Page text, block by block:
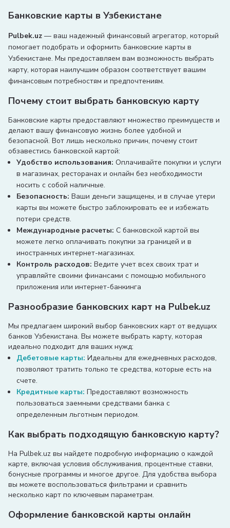
Доставка на дом: Нет
Нет
Платежи:
-
Банковские карты в Узбекистане
Pulbek.uz — ваш надежный финансовый агрегатор, который
помогает подобрать и оформить банковские карты в
Узбекистане. Мы предоставляем вам возможность выбрать
карту, которая наилучшим образом соответствует вашим
финансовым потребностям и предпочтениям.
Почему стоит выбрать банковскую карту
Банковские карты предоставляют множество преимуществ и
делают вашу финансовую жизнь более удобной и
безопасной. Вот лишь несколько причин, почему стоит
обзавестись банковской картой:
Удобство использования: Оплачивайте покупки и услуги
в магазинах, ресторанах и онлайн без необходимости
носить с собой наличные.
Безопасность: Ваши деньги защищены, и в случае утери
карты вы можете быстро заблокировать ее и избежать
потери средств.
Международные расчеты: С банковской картой вы
можете легко оплачивать покупки за границей и в
иностранных интернет-магазинах.
Контроль расходов: Ведите учет всех своих трат и
управляйте своими финансами с помощью мобильного
приложения или интернет-банкинга
Разнообразие банковских карт на Pulbek.uz
Мы предлагаем широкий выбор банковских карт от ведущих
банков Узбекистана. Вы можете выбрать карту, которая
идеально подходит для ваших нужд:
Дебетовые карты: Идеальны для ежедневных расходов,
позволяют тратить только те средства, которые есть на
счете.
Кредитные карты: Предоставляют возможность
пользоваться заемными средствами банка с
определенным льготным периодом.
Как выбрать подходящую банковскую карту?
На Pulbek.uz вы найдете подробную информацию о каждой
карте, включая условия обслуживания, процентные ставки,
бонусные программы и многое другое. Для удобства выбора
вы можете воспользоваться фильтрами и сравнить
несколько карт по ключевым параметрам.
Оформление банковской карты онлайн